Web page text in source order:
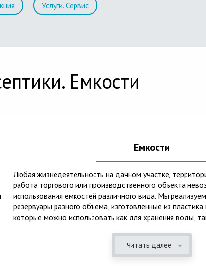
Услуги. Сервис
Емкости
Емкости
Любая жизнедеятельность на дачном участке,
работа торгового или производственного объекта
использования емкостей различного вида. Мы
резервуары разного объема, изготовленные из пластика
которые можно использовать как для хранения воды,
пластиковых емкостей: 1. Неподверженность коррозии,
воздействию любых агрессивных веществ. 2.
Читать далее